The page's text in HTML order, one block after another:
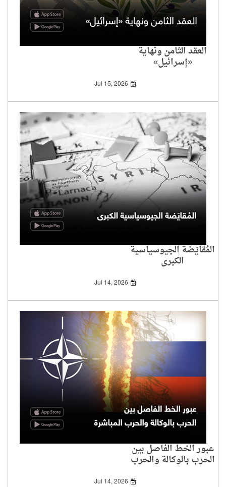
العقد الثامن ونهاية
«إسرائيل»
Jul 15, 2026
المُقايَضة الجيوسياسية
الكبرى
Jul 14, 2026
عبور الخط الفاصل بين
الحرب بالوكالة والحرب
Jul 14, 2026